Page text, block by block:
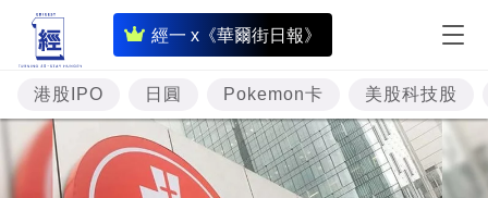
經一 x《華爾街日報》
即
時
財
經
專
題
港股IPO 日圓 Pokemon卡 美股科技股